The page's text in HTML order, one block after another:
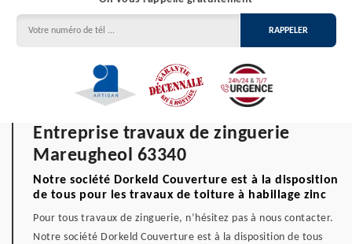
Entreprise travaux de zinguerie
Mareugheol 63340
Notre société Dorkeld Couverture est à la disposition
de tous pour les travaux de toiture à habillage zinc
Pour tous travaux de zinguerie, n’hésitez pas à nous contacter.
Notre société Dorkeld Couverture est à la disposition de tous